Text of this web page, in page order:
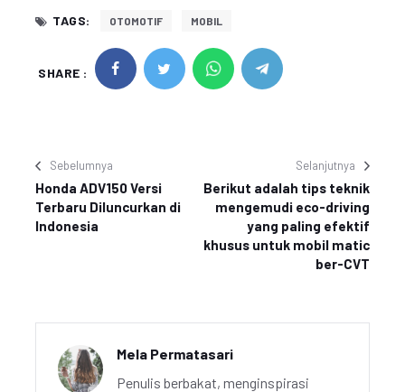
TAGS: OTOMOTIF MOBIL
SHARE :
Sebelumnya
Honda ADV150 Versi
Terbaru Diluncurkan di
Indonesia
Selanjutnya
Berikut adalah tips teknik
mengemudi eco-driving
yang paling efektif
khusus untuk mobil matic
ber-CVT
Mela Permatasari
Penulis berbakat, menginspirasi